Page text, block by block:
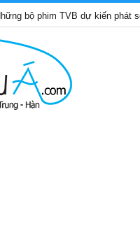
phim TVB dự kiến phát sóng